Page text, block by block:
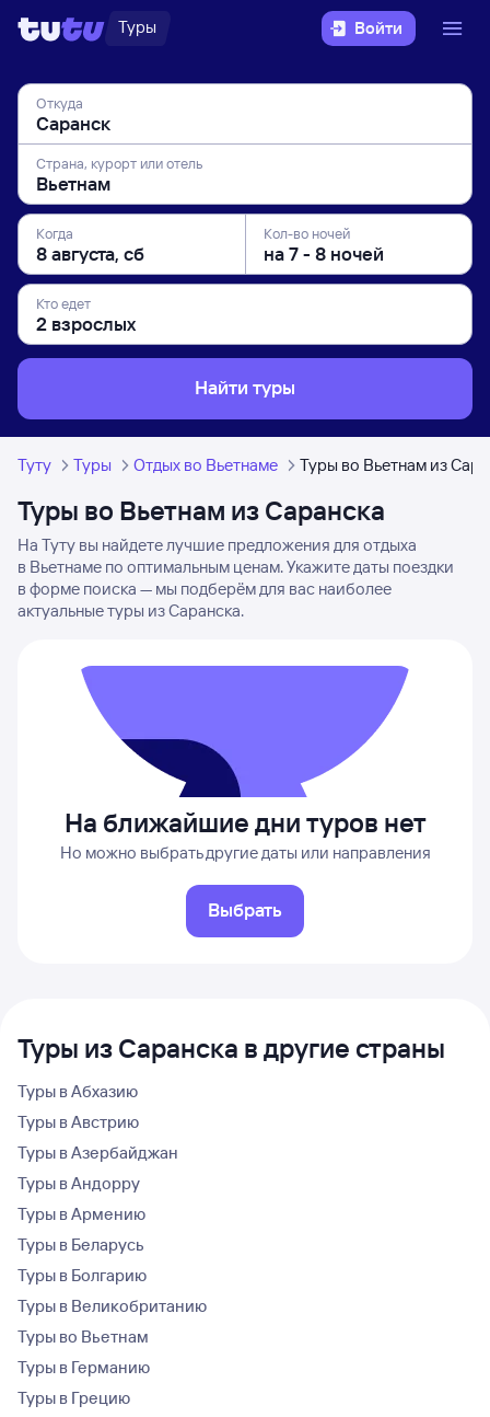
Туры Войти
Откуда
Страна, курорт или отель
Когда Кол-во ночей
Кто едет
Найти туры
Туту Туры Отдых во Вьетнаме Туры во Вьетнам из
Туры во Вьетнам из Саранска
На Туту вы найдете лучшие предложения для отдыха
в Вьетнаме по оптимальным ценам. Укажите даты поездки
в форме поиска — мы подберём для вас наиболее
актуальные туры из Саранска.
На ближайшие дни туров нет
Но можно выбрать другие даты или направления
Выбрать
Туры из Саранска в другие страны
Туры в Абхазию
Туры в Австрию
Туры в Азербайджан
Туры в Андорру
Туры в Армению
Туры в Беларусь
Туры в Болгарию
Туры в Великобританию
Туры во Вьетнам
Туры в Германию
Туры в Грецию